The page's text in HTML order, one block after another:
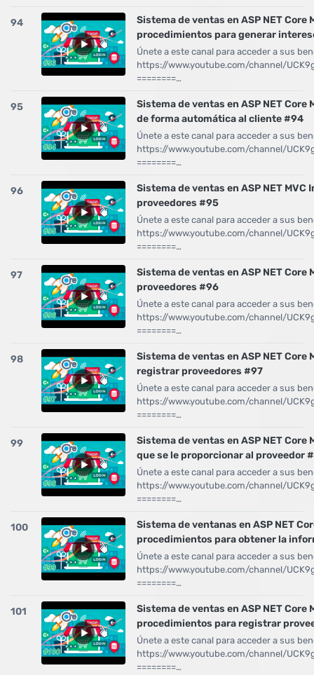
94
Sistema de ventas en ASP NET Core
procedimientos para generar
Únete a este canal para acceder a sus
https://www.youtube.com/channel/
========…
95
Sistema de ventas en ASP NET Core
de forma automática al cliente #94
Únete a este canal para acceder a sus
https://www.youtube.com/channel/
========…
96
Sistema de ventas en ASP NET
proveedores #95
Únete a este canal para acceder a sus
https://www.youtube.com/channel/
========…
97
Sistema de ventas en ASP NET Core
proveedores #96
Únete a este canal para acceder a sus
https://www.youtube.com/channel/
========…
98
Sistema de ventas en ASP NET Core
registrar proveedores #97
Únete a este canal para acceder a sus
https://www.youtube.com/channel/
========…
99
Sistema de ventas en ASP NET Core
que se le proporcionar al proveedor
Únete a este canal para acceder a sus
https://www.youtube.com/channel/
========…
100
Sistema de ventanas en ASP NET
procedimientos para obtener la
Únete a este canal para acceder a sus
https://www.youtube.com/channel/
========…
101
Sistema de ventas en ASP NET Core
procedimientos para registrar
Únete a este canal para acceder a sus
https://www.youtube.com/channel/
========…